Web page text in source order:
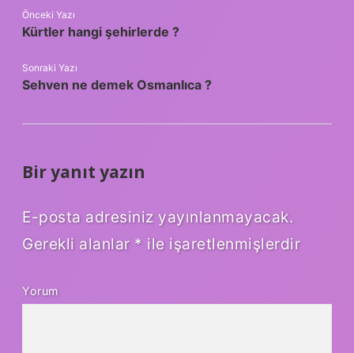
Önceki Yazı
Kürtler hangi şehirlerde ?
Sonraki Yazı
Sehven ne demek Osmanlıca ?
Bir yanıt yazın
E-posta adresiniz yayınlanmayacak.
Gerekli alanlar * ile işaretlenmişlerdir
Yorum